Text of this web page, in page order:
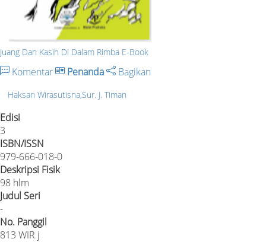
Juang Dan Kasih Di Dalam Rimba E-Book
Komentar Penanda Bagikan
Haksan Wirasutisna,Sur. J. Timan
Edisi
3
ISBN/ISSN
979-666-018-0
Deskripsi Fisik
98 hlm
Judul Seri
-
No. Panggil
813 WIR j